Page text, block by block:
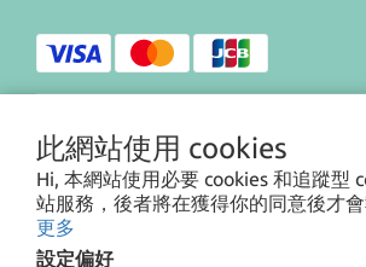
此網站使用 cookies
Hi, 本網站使用必要 cookies 和追蹤型
站服務，後者將在獲得你的同意後才會
更多
設定偏好
$ TWD 繁體中文